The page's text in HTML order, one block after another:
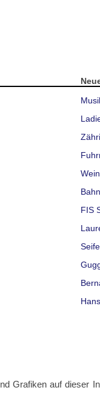
FIS
Grafiken auf dieser